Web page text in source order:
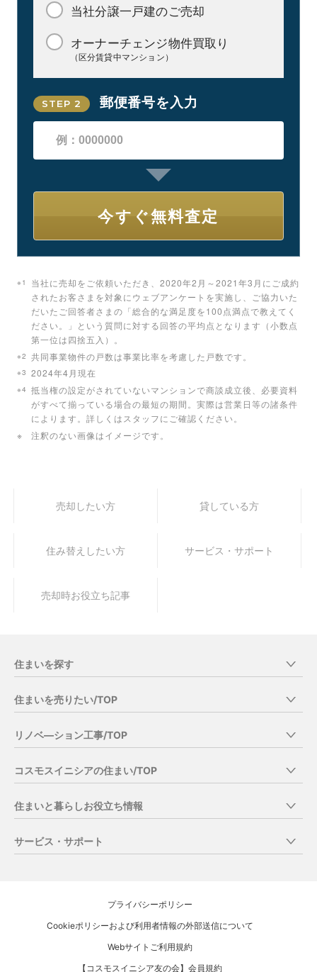
当社分譲一戸建のご売却
オーナーチェンジ物件買取り
（区分賃貸中マンション）
STEP 2 郵便番号を入力
※1
当社に売却をご依頼いただき、2020年2月～2021年3月にご成約
されたお客さまを対象にウェブアンケートを実施し、ご協力いた
だいたご回答者さまの「総合的な満足度を100点満点で教えてく
ださい。」という質問に対する回答の平均点となります（小数点
第一位は四捨五入）。
※2 共同事業物件の戸数は事業比率を考慮した戸数です。
※3 2024年4月現在
※4 抵当権の設定がされていないマンションで商談成立後、必要資料
がすべて揃っている場合の最短の期間。実際は営業日等の諸条件
によります。詳しくはスタッフにご確認ください。
※
注釈のない画像はイメージです。
売却したい方 貸している方
住み替えしたい方 サービス・サポート
売却時お役立ち記事
住まいを探す
新築マンション・戸建て・リノベーションマンション
中古マンション・一戸建を探す/TOP
中古・リノベ―ションマンションを探す
中古住宅の購入の流れ
コスモスイニシア総合住まいギャラリー
住まいを売りたい/TOP
当社分譲物件オーナーさま売却特典
コスモスイニシアの売却の強み
マンション直接買取りサービス
住み替え売却サービス一覧
住みながら買取り（リースバック）
賃貸中マンション買取り（オーナーチェンジ）
相続時の売却サービス
売却時のサービス・サポート一覧
マンション売却仲介査定依頼
マンション直接買取り査定依頼
一戸建売却査定依頼
リノベ―ション工事/TOP
商品の特徴
リノベ―ション工事の流れ
お客さまの声
リノベ―ション工事の事例集
リノベ―ション工事のご相談窓口
コスモスイニシアの住まい/TOP
こだわりと気づかいが細かすぎて伝わらないイニシア10のこと
私たちについて
新築マンションについて
WORKS（供給実績）
住まいと暮らしお役立ち情報
中古住宅の購入の流れ
中古住宅の売却の流れ
売却時のお役立ち記事
リノベーション工事時のお役立ち記事
サービス・サポート
再取引特典
プライバシーポリシー
Cookieポリシーおよび利用者情報の外部送信について
Webサイトご利用規約
【コスモスイニシア友の会】会員規約